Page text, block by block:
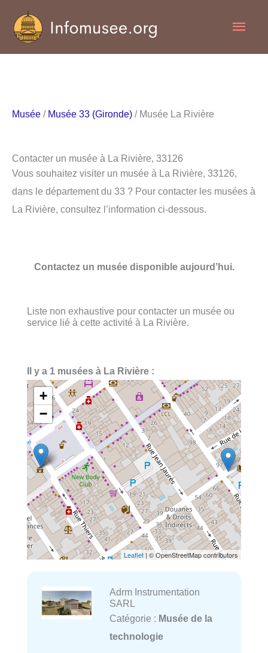
contenu
Musée / Musée 33 (Gironde) / Musée La Rivière
Contacter un musée à La Rivière, 33126
Vous souhaitez visiter un musée à La Rivière, 33126,
dans le département du 33 ? Pour contacter les musées à
La Rivière, consultez l’information ci-dessous.
Contactez un musée disponible aujourd’hui.
Liste non exhaustive pour contacter un musée ou
service lié à cette activité à La Rivière.
Il y a 1 musées à La Rivière :
+
−
Leaflet | © OpenStreetMap contributors
Adrm Instrumentation
SARL
Catégorie : Musée de la
technologie